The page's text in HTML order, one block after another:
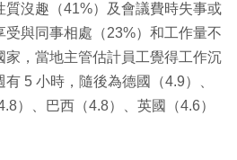
質沒趣（41%）及會議費時失事或
受與同事相處（23%）和工作量不
家，當地主管估計員工覺得工作沉
5 小時，隨後為德國（4.9）、
）、巴西（4.8）、英國（4.6）